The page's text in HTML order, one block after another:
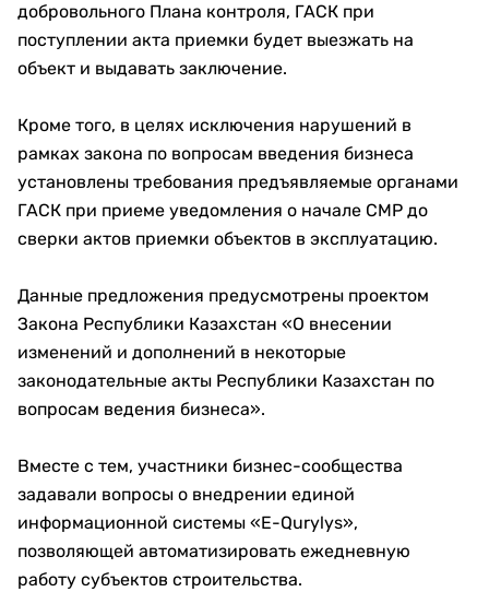
добровольного Плана контроля, ГАСК при
поступлении акта приемки будет выезжать на
объект и выдавать заключение.
Кроме того, в целях исключения нарушений в
рамках закона по вопросам введения бизнеса
установлены требования предъявляемые органами
ГАСК при приеме уведомления о начале СМР до
сверки актов приемки объектов в эксплуатацию.
Данные предложения предусмотрены проектом
Закона Республики Казахстан «О внесении
изменений и дополнений в некоторые
законодательные акты Республики Казахстан по
вопросам ведения бизнеса».
Вместе с тем, участники бизнес-сообщества
задавали вопросы о внедрении единой
информационной системы «E-Qurylys»,
позволяющей автоматизировать ежедневную
работу субъектов строительства.